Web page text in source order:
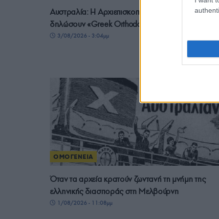
Αυστραλία: Η Αρχιεπισκοπή καλεί τους ομογενείς
δηλώσουν «Greek Orthodox» στην Απογραφή
3/08/2026 - 3:04μμ
ΟΜΟΓΕΝΕΙΑ
Όταν τα αρχεία κρατούν ζωντανή τη μνήμη της
ελληνικής διασποράς στη Μελβούρνη
1/08/2026 - 11:08μμ